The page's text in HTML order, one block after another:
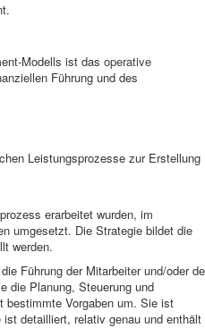
Modells ist das operative
Führung und des
Leistungsprozesse zur Erstellung
erarbeitet wurden, im
umgesetzt. Die Strategie bildet die
werden.
Führung der Mitarbeiter und/oder
die Planung, Steuerung und
bestimmte Vorgaben um. Sie ist
detailliert, relativ genau und enthält